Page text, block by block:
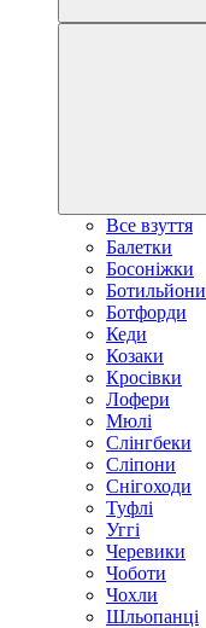
Все взуття
Балетки
Босоніжки
Ботильйони
Ботфорди
Кеди
Козаки
Кросівки
Лофери
Мюлі
Слінгбеки
Сліпони
Снігоходи
Туфлі
Уггі
Черевики
Чоботи
Чохли
Шльопанці